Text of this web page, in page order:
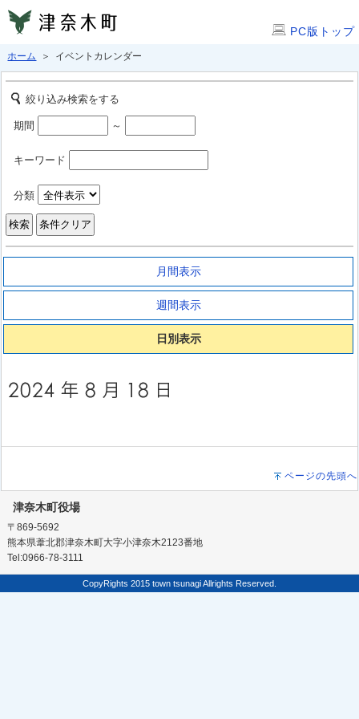
PC版トップ
ホーム ＞ イベントカレンダー
絞り込み検索をする
期間 ～
キーワード
分類
月間表示
週間表示
日別表示
ページの先頭へ
津奈木町役場
〒869-5692
熊本県葦北郡津奈木町大字小津奈木2123番地
Tel:0966-78-3111
CopyRights 2015 town tsunagi Allrights Reserved.